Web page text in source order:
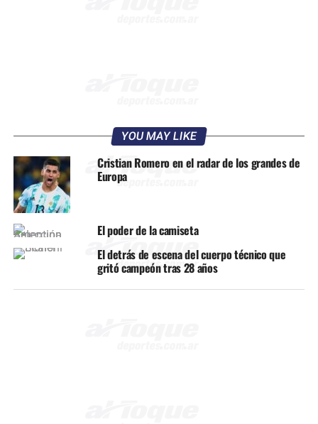
YOU MAY LIKE
Cristian Romero en el radar de los grandes de
Europa
El poder de la camiseta
El detrás de escena del cuerpo técnico que
gritó campeón tras 28 años